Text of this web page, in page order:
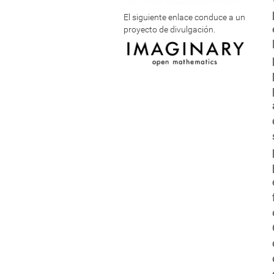
El siguiente enlace conduce a un
proyecto de divulgación.